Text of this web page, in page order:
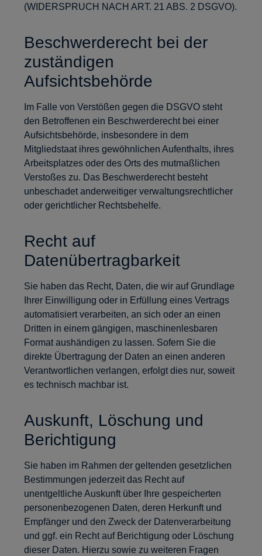
(WIDERSPRUCH NACH ART. 21 ABS. 2 DSGVO).
Beschwerderecht bei der
zuständigen
Aufsichtsbehörde
Im Falle von Verstößen gegen die DSGVO steht
den Betroffenen ein Beschwerderecht bei einer
Aufsichtsbehörde, insbesondere in dem
Mitgliedstaat ihres gewöhnlichen Aufenthalts, ihres
Arbeitsplatzes oder des Orts des mutmaßlichen
Verstoßes zu. Das Beschwerderecht besteht
unbeschadet anderweitiger verwaltungsrechtlicher
oder gerichtlicher Rechtsbehelfe.
Recht auf
Datenübertragbarkeit
Sie haben das Recht, Daten, die wir auf Grundlage
Ihrer Einwilligung oder in Erfüllung eines Vertrags
automatisiert verarbeiten, an sich oder an einen
Dritten in einem gängigen, maschinenlesbaren
Format aushändigen zu lassen. Sofern Sie die
direkte Übertragung der Daten an einen anderen
Verantwortlichen verlangen, erfolgt dies nur, soweit
es technisch machbar ist.
Auskunft, Löschung und
Berichtigung
Sie haben im Rahmen der geltenden gesetzlichen
Bestimmungen jederzeit das Recht auf
unentgeltliche Auskunft über Ihre gespeicherten
personenbezogenen Daten, deren Herkunft und
Empfänger und den Zweck der Datenverarbeitung
und ggf. ein Recht auf Berichtigung oder Löschung
dieser Daten. Hierzu sowie zu weiteren Fragen